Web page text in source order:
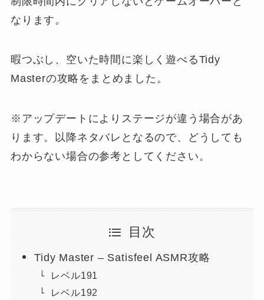
なります。
暇つぶし、空いた時間に楽しく遊べるTidy
Masterの攻略をまとめました。
※アップデートによりステージが違う場合があ
ります。以降ネタバレとなるので、どうしても
わからない場合の参考としてください。
目次
Tidy Master – Satisfeel ASMR攻略
レベル191
レベル192